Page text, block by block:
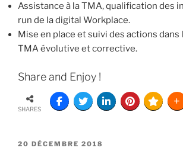
Assistance à la TMA, qualification des
run de la digital Workplace.
Mise en place et suivi des actions dans
TMA évolutive et corrective.
Share and Enjoy !
SHARES
20 DÉCEMBRE 2018